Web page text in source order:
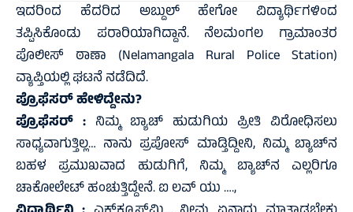
ಇದರಿಂದ ಹೆದರಿದ ಅಬ್ದುಲ್‌ ಹೇಗೋ ವಿದ್ಯಾರ್ಥಿಗಳಿಂದ
ತಪ್ಪಿಸಿಕೊಂಡು ಪರಾರಿಯಾಗಿದ್ದಾನೆ. ನೆಲಮಂಗಲ ಗ್ರಾಮಾಂತರ
ಪೊಲೀಸ್ ಠಾಣಾ (Nelamangala Rural Police Station)
ವ್ಯಾಪ್ತಿಯಲ್ಲಿ ಘಟನೆ ನಡೆದಿದೆ.
ಪ್ರೊಫೆಸರ್‌ ಹೇಳಿದ್ದೇನು?
ಪ್ರೊಫೆಸರ್ : ನಿಮ್ಮ ಬ್ಯಾಚ್ ಹುಡುಗಿಯ ಪ್ರೀತಿ ವಿರೋಧಿಸಲು
ಸಾಧ್ಯವಾಗುತ್ತಿಲ್ಲ… ನಾನು ಪ್ರಪೋಸ್ ಮಾಡ್ತಿದ್ದೀನಿ, ನಿಮ್ಮ ಬ್ಯಾಚ್‌ನ
ಬಹಳ ಪ್ರಮುಖವಾದ ಹುಡುಗಿಗೆ, ನಿಮ್ಮ ಬ್ಯಾಚ್‌ನ ಎಲ್ಲರಿಗೂ
ಚಾಕೋಲೇಟ್ ಹಂಚುತ್ತಿದ್ದೇನೆ. ಐ ಲವ್ ಯು ….,